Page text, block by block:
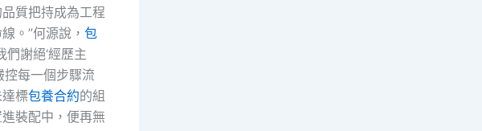
質把持成為工程
。”何源說， 包
們謝絕‘經歷主
控每一個步驟流
標包養合約的組
裝配中，便再無